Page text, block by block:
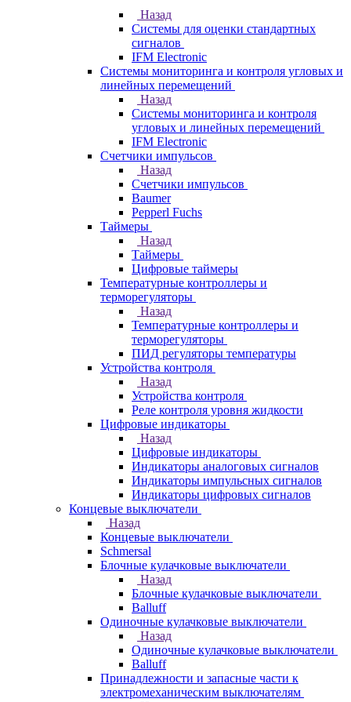
Назад
Системы для оценки стандартных
сигналов
IFM Electronic
Системы мониторинга и контроля угловых и
линейных перемещений
Назад
Системы мониторинга и контроля
угловых и линейных перемещений
IFM Electronic
Счетчики импульсов
Назад
Счетчики импульсов
Baumer
Pepperl Fuchs
Таймеры
Назад
Таймеры
Цифровые таймеры
Температурные контроллеры и
терморегуляторы
Назад
Температурные контроллеры и
терморегуляторы
ПИД регуляторы температуры
Устройства контроля
Назад
Устройства контроля
Реле контроля уровня жидкости
Цифровые индикаторы
Назад
Цифровые индикаторы
Индикаторы аналоговых сигналов
Индикаторы импульсных сигналов
Индикаторы цифровых сигналов
Концевые выключатели
Назад
Концевые выключатели
Schmersal
Блочные кулачковые выключатели
Назад
Блочные кулачковые выключатели
Balluff
Одиночные кулачковые выключатели
Назад
Одиночные кулачковые выключатели
Balluff
Принадлежности и запасные части к
электромеханическим выключателям